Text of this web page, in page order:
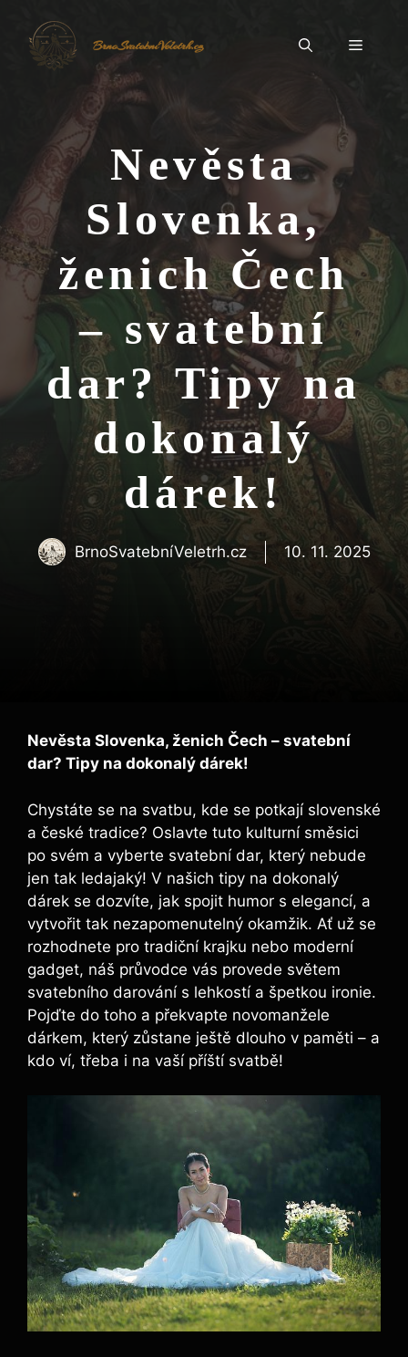
obsah
BrnoSvatebníVeletrh.cz Menu
Nevěsta
Slovenka,
ženich Čech
– svatební
dar? Tipy na
dokonalý
dárek!
BrnoSvatebníVeletrh.cz 10. 11. 2025
Nevěsta Slovenka, ženich Čech – svatební
dar? Tipy na dokonalý dárek!
Chystáte se na svatbu, kde se potkají slovenské
a české tradice? Oslavte tuto kulturní směsici
po svém a vyberte svatební dar, který nebude
jen tak ledajaký! V našich tipy na dokonalý
dárek se dozvíte, jak spojit humor s elegancí, a
vytvořit tak nezapomenutelný okamžik. Ať už se
rozhodnete pro tradiční krajku nebo moderní
gadget, náš průvodce vás provede světem
svatebního darování s lehkostí a špetkou ironie.
Pojďte do toho a překvapte novomanžele
dárkem, který zůstane ještě dlouho v paměti – a
kdo ví, třeba i na vaší příští svatbě!